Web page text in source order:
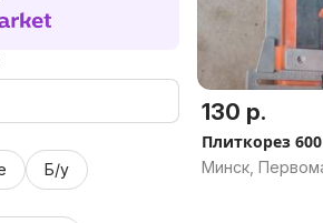
Б/у
130 р.
Плиткорез
Минск,